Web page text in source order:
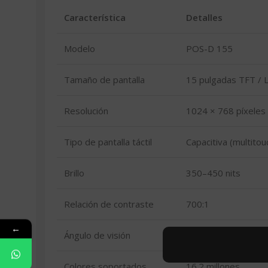
Característica Detalles
Modelo POS-D 155
Tamaño de pantalla 15 pulgadas TFT /
Resolución 1024 × 768 píxeles
Tipo de pantalla táctil Capacitiva
Brillo 350–450 nits
Relación de contraste 700:1
Ángulo de visión
←